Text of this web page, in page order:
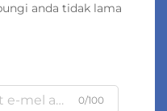
anda tidak lama
0/100